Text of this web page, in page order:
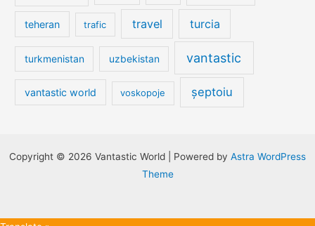
teheran trafic travel turcia
turkmenistan uzbekistan vantastic
vantastic world voskopoje șeptoiu
Copyright © 2026 Vantastic World | Powered by Astra WordPress
Theme